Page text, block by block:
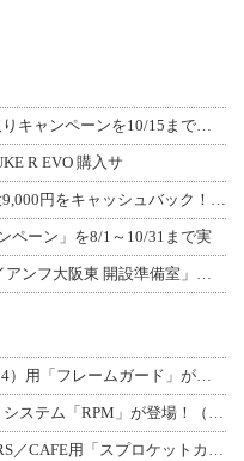
新型「RESO」インカム発売記念！ 下取りキャンペーンを10/15まで延長して開
R EVO 購入サ
B+COM 最新モデル購入・下取りで最大9,000円をキャッシュバック！「B+F
ペーン」を8/1～10/31まで実
【トライアンフ】関西最大規模「トライアンフ大阪東 開設準備室」がオープン！ 限定
マジカルレーシングから MT-09／SP（24）用「フレームガード」が登場！
RPM から ホンダ GROM用エキゾーストシステム「RPM」が登場！（動画あり
カスタムスプロケットを見せる、Z900RS／CAFE用「スプロケットカバーフルキ